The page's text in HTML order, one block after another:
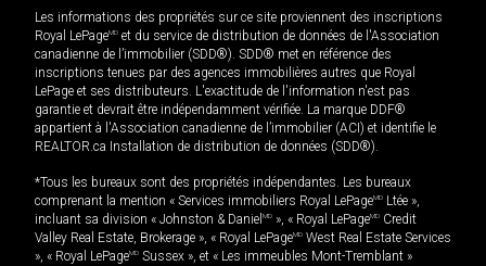
Les informations des propriétés sur ce site proviennent des inscriptions
Royal LePageMD et du service de distribution de données de l'Association
canadienne de l’immobilier (SDD®). SDD® met en référence des
inscriptions tenues par des agences immobilières autres que Royal
LePage et ses distributeurs. L'exactitude de l'information n'est pas
garantie et devrait être indépendamment vérifiée. La marque DDF®
appartient à l'Association canadienne de l’immobilier (ACI) et identifie le
REALTOR.ca Installation de distribution de données (SDD®).
*Tous les bureaux sont des propriétés indépendantes. Les bureaux
comprenant la mention « Services immobiliers Royal LePageMD Ltée »,
incluant sa division « Johnston & Daniel MD », « Royal LePageMD Credit
Valley Real Estate, Brokerage », « Royal LePageMD West Real Estate Services
», « Royal LePageMD Sussex », et « Les immeubles Mont-Tremblant »